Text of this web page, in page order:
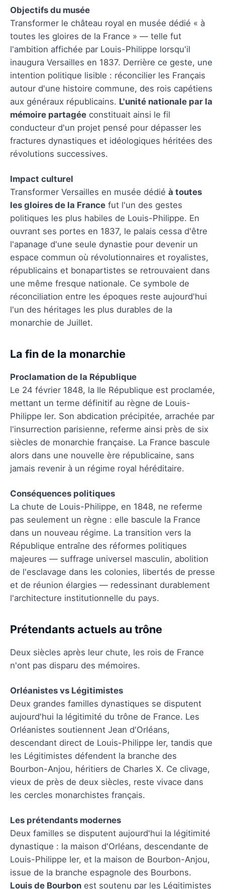
Objectifs du musée
Transformer le château royal en musée dédié « à
toutes les gloires de la France » — telle fut
l'ambition affichée par Louis-Philippe lorsqu'il
inaugura Versailles en 1837. Derrière ce geste, une
intention politique lisible : réconcilier les Français
autour d'une histoire commune, des rois capétiens
aux généraux républicains. L'unité nationale par la
mémoire partagée constituait ainsi le fil
conducteur d'un projet pensé pour dépasser les
fractures dynastiques et idéologiques héritées des
révolutions successives.
Impact culturel
Transformer Versailles en musée dédié à toutes
les gloires de la France fut l'un des gestes
politiques les plus habiles de Louis-Philippe. En
ouvrant ses portes en 1837, le palais cessa d'être
l'apanage d'une seule dynastie pour devenir un
espace commun où révolutionnaires et royalistes,
républicains et bonapartistes se retrouvaient dans
une même fresque nationale. Ce symbole de
réconciliation entre les époques reste aujourd'hui
l'un des héritages les plus durables de la
monarchie de Juillet.
La fin de la monarchie
Proclamation de la République
Le 24 février 1848, la IIe République est proclamée,
mettant un terme définitif au règne de Louis-
Philippe Ier. Son abdication précipitée, arrachée par
l'insurrection parisienne, referme ainsi près de six
siècles de monarchie française. La France bascule
alors dans une nouvelle ère républicaine, sans
jamais revenir à un régime royal héréditaire.
Conséquences politiques
La chute de Louis-Philippe, en 1848, ne referme
pas seulement un règne : elle bascule la France
dans un nouveau régime. La transition vers la
République entraîne des réformes politiques
majeures — suffrage universel masculin, abolition
de l'esclavage dans les colonies, libertés de presse
et de réunion élargies — redessinant durablement
l'architecture institutionnelle du pays.
Prétendants actuels au trône
Deux siècles après leur chute, les rois de France
n'ont pas disparu des mémoires.
Orléanistes vs Légitimistes
Deux grandes familles dynastiques se disputent
aujourd'hui la légitimité du trône de France. Les
Orléanistes soutiennent Jean d'Orléans,
descendant direct de Louis-Philippe Ier, tandis que
les Légitimistes défendent la branche des
Bourbon-Anjou, héritiers de Charles X. Ce clivage,
vieux de près de deux siècles, reste vivace dans
les cercles monarchistes français.
Les prétendants modernes
Deux familles se disputent aujourd'hui la légitimité
dynastique : la maison d'Orléans, descendante de
Louis-Philippe Ier, et la maison de Bourbon-Anjou,
issue de la branche espagnole des Bourbons.
Louis de Bourbon est soutenu par les Légitimistes